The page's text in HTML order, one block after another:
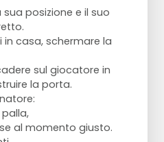
posizione e il suo
in casa, schermare la
sul giocatore in
la porta.
al momento giusto.